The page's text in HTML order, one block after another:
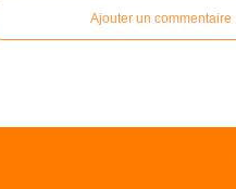
Ajouter un commentaire